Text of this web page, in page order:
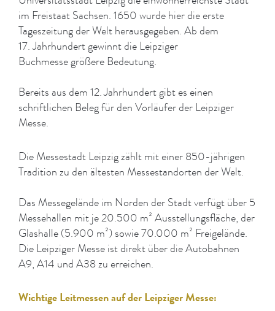
im Freistaat Sachsen. 1650 wurde hier die erste
Tageszeitung der Welt herausgegeben. Ab dem
17. Jahrhundert gewinnt die Leipziger
Buchmesse größere Bedeutung.
Bereits aus dem 12. Jahrhundert gibt es einen
schriftlichen Beleg für den Vorläufer der Leipziger
Messe.
Die Messestadt Leipzig zählt mit einer 850-jährigen
Tradition zu den ältesten Messestandorten der Welt.
Das Messegelände im Norden der Stadt verfügt über 5
Messehallen mit je 20.500 m² Ausstellungsfläche, der
Glashalle (5.900 m²) sowie 70.000 m² Freigelände.
Die Leipziger Messe ist direkt über die Autobahnen
A9, A14 und A38 zu erreichen.
Wichtige Leitmessenauf der Leipziger Messe: